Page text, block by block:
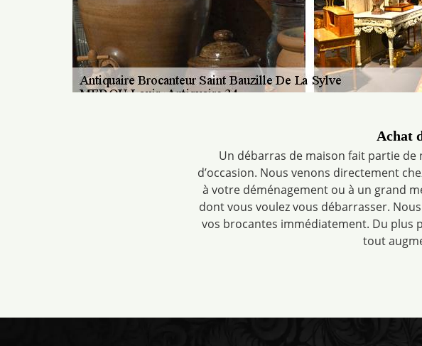
Achat
Un débarras de maison fait partie
d’occasion. Nous venons directement
à votre déménagement ou à un grand
dont vous voulez vous débarrasser.
vos brocantes immédiatement. Du plus
tout